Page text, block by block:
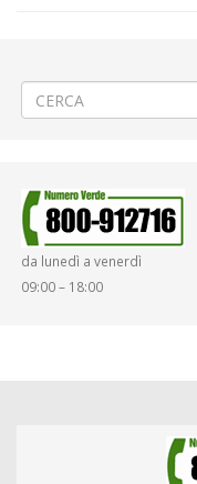
da lunedì a venerdì
09:00 – 18:00